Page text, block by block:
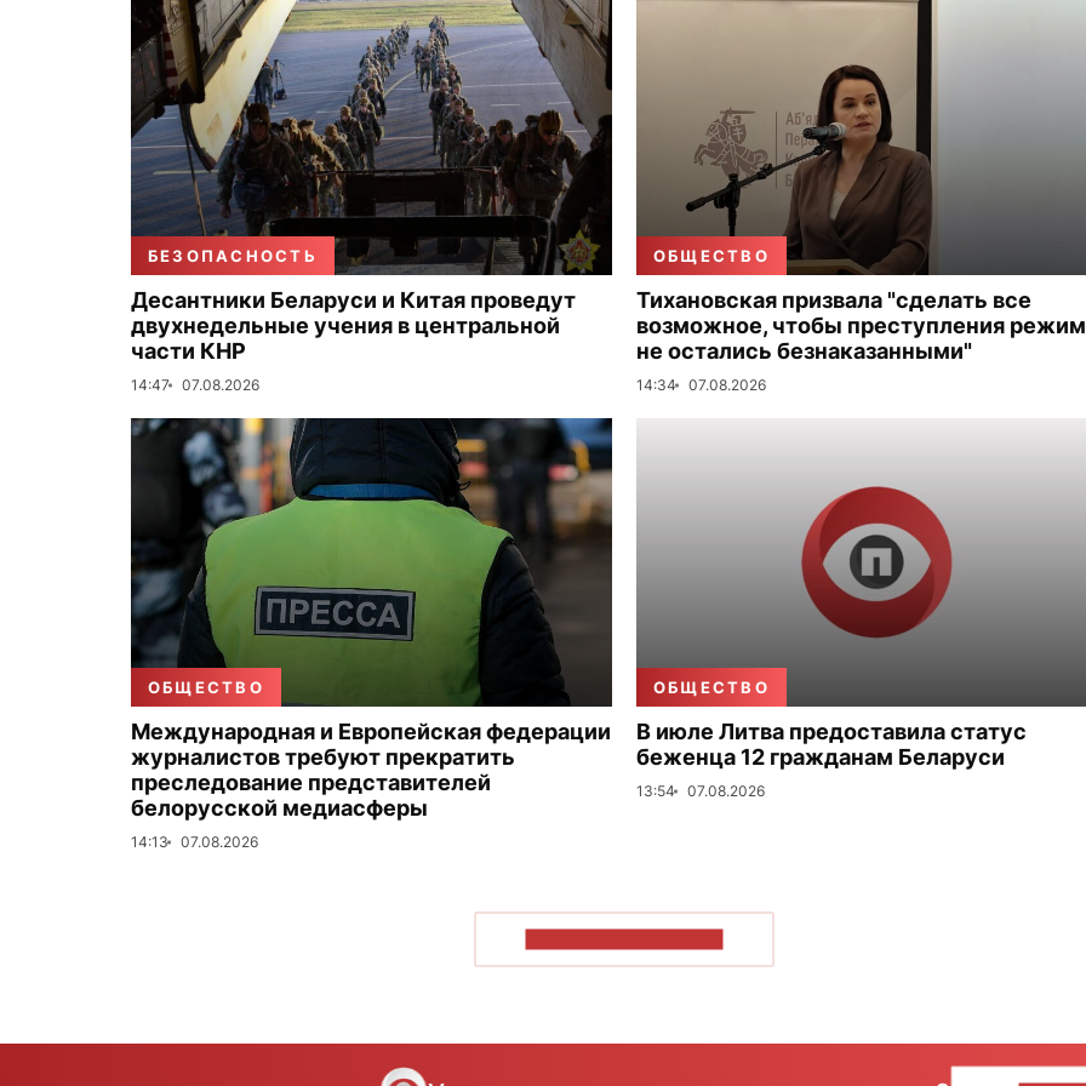
БЕЗОПАСНОСТЬ
Десантники Беларуси и Китая проведут
двухнедельные учения в центральной
части КНР
14:47 07.08.2026
ОБЩЕСТВО
Тихановская призвала "сделать все
возможное, чтобы преступления
не остались безнаказанными"
14:34 07.08.2026
ОБЩЕСТВО
Международная и Европейская федерации
журналистов требуют прекратить
преследование представителей
белорусской медиасферы
14:13 07.08.2026
ОБЩЕСТВО
В июле Литва предоставила статус
беженца 12 гражданам Беларуси
13:54 07.08.2026